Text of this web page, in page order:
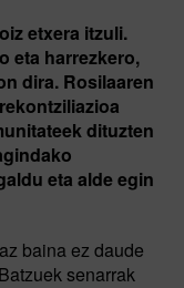
etxera itzuli.
eta harrezkero,
dira. Rosilaaren
dituzten
eta alde egin
baina ez daude
senarrak